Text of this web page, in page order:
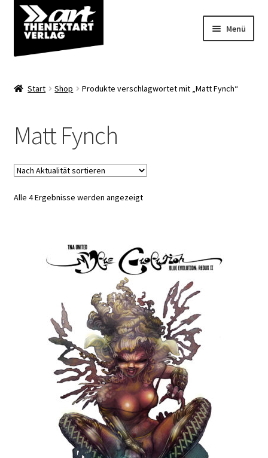
Zur
Navigation
springen
Zum
Inhalt
springen
Menü
Über uns
Start Shop Produkte verschlagwortet mit „Matt Fynch“
Matt Fynch
Alle 4 Ergebnisse werden angezeigtNach